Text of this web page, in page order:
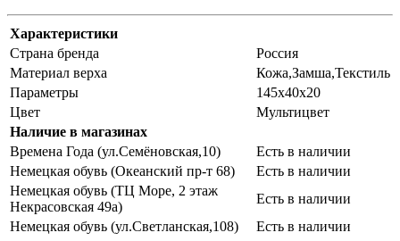
Характеристики
Страна бренда
Россия
Материал верха
Кожа,Замша,Текстиль
Параметры
145х40х20
Цвет
Мультицвет
Наличие в магазинах
Времена Года (ул.Семёновская,10)
Есть в наличии
Немецкая обувь (Океанский пр-т 68)
Есть в наличии
Немецкая обувь (ТЦ Море, 2 этаж
Некрасовская 49а)
Есть в наличии
Немецкая обувь (ул.Светланская,108)
Есть в наличии